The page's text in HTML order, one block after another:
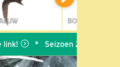
BOSUIL
Seizoen 2026 van BDL is